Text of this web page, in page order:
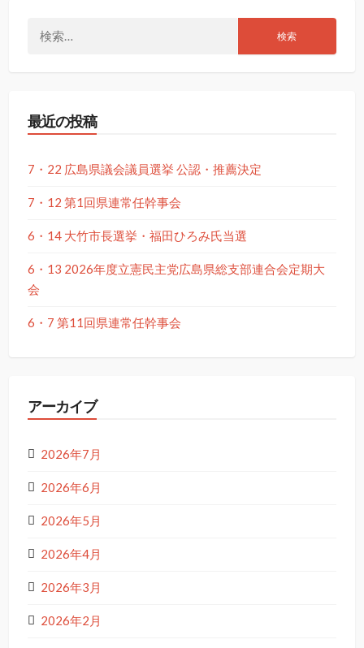
最近の投稿
7・22 広島県議会議員選挙 公認・推薦決定
7・12 第1回県連常任幹事会
6・14 大竹市長選挙・福田ひろみ氏当選
6・13 2026年度立憲民主党広島県総支部連合会定期大
会
6・7 第11回県連常任幹事会
アーカイブ
2026年7月
2026年6月
2026年5月
2026年4月
2026年3月
2026年2月